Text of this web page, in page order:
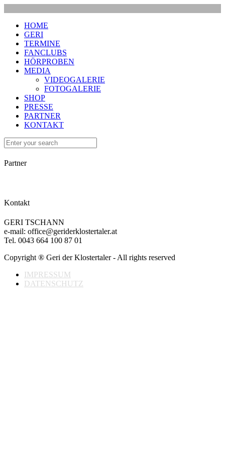
HOME
GERI
TERMINE
FANCLUBS
HÖRPROBEN
MEDIA
VIDEOGALERIE
FOTOGALERIE
SHOP
PRESSE
PARTNER
KONTAKT
Partner
Kontakt
GERI TSCHANN
e-mail: office@geriderklostertaler.at
Tel. 0043 664 100 87 01
Copyright ® Geri der Klostertaler - All rights reserved
IMPRESSUM
DATENSCHUTZ